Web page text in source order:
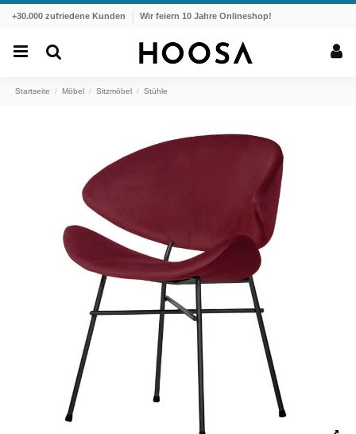
+30.000 zufriedene Kunden Wir feiern 10 Jahre Onlineshop!
Startseite Möbel Sitzmöbel Stühle